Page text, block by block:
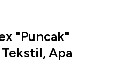
"Puncak"
Apa